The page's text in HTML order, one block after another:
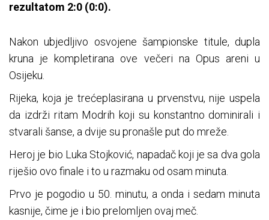
rezultatom 2:0 (0:0).
Nakon ubjedljivo osvojene šampionske titule, dupla
kruna je kompletirana ove večeri na Opus areni u
Osijeku.
Rijeka, koja je trećeplasirana u prvenstvu, nije uspela
da izdrži ritam Modrih koji su konstantno dominirali i
stvarali šanse, a dvije su pronašle put do mreže.
Heroj je bio Luka Stojković, napadač koji je sa dva gola
riješio ovo finale i to u razmaku od osam minuta.
Prvo je pogodio u 50. minutu, a onda i sedam minuta
kasnije, čime je i bio prelomljen ovaj meč.